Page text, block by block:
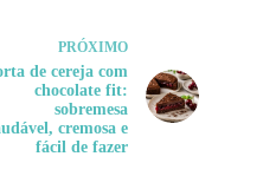
PRÓXIMO
de cereja com
chocolate fit:
sobremesa
cremosa e
fácil de fazer